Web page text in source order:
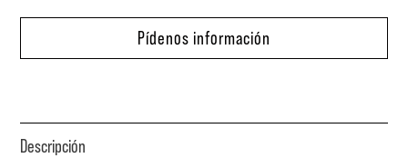
Pídenos información
Descripción